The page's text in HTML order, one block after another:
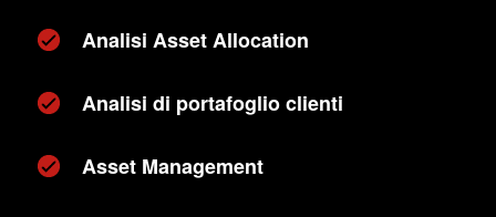
Analisi Asset Allocation
Analisi di portafoglio clienti
Asset Management